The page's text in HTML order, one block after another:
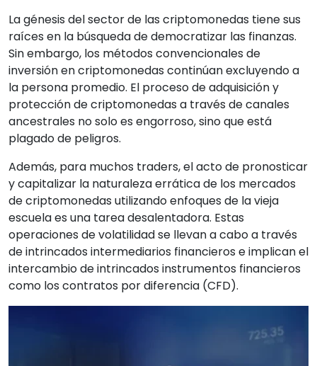
La génesis del sector de las criptomonedas tiene sus
raíces en la búsqueda de democratizar las finanzas.
Sin embargo, los métodos convencionales de
inversión en criptomonedas continúan excluyendo a
la persona promedio. El proceso de adquisición y
protección de criptomonedas a través de canales
ancestrales no solo es engorroso, sino que está
plagado de peligros.
Además, para muchos traders, el acto de pronosticar
y capitalizar la naturaleza errática de los mercados
de criptomonedas utilizando enfoques de la vieja
escuela es una tarea desalentadora. Estas
operaciones de volatilidad se llevan a cabo a través
de intrincados intermediarios financieros e implican el
intercambio de intrincados instrumentos financieros
como los contratos por diferencia (CFD).